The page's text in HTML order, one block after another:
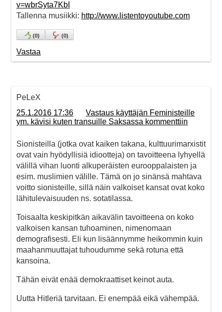
v=wbrSyta7KbI
Tallenna musiikki: http://www.listentoyoutube.com
(0) (0)
Vastaa
PeLeX
25.1.2016 17:36
Vastaus käyttäjän Feministeille
ym. kävisi kuten transuille Saksassa kommenttiin
Sionisteilla (jotka ovat kaiken takana, kulttuurimarxistit
ovat vain hyödyllisiä idiootteja) on tavoitteena lyhyellä
välillä vihan luonti alkuperäisten eurooppalaisten ja
esim. muslimien välille. Tämä on jo sinänsä mahtava
voitto sionisteille, sillä näin valkoiset kansat ovat koko
lähitulevaisuuden ns. sotatilassa.
Toisaalta keskipitkän aikavälin tavoitteena on koko
valkoisen kansan tuhoaminen, nimenomaan
demografisesti. Eli kun lisäännymme heikommin kuin
maahanmuuttajat tuhoudumme sekä rotuna että
kansoina.
Tähän eivät enää demokraattiset keinot auta.
Uutta Hitleriä tarvitaan. Ei enempää eikä vähempää.